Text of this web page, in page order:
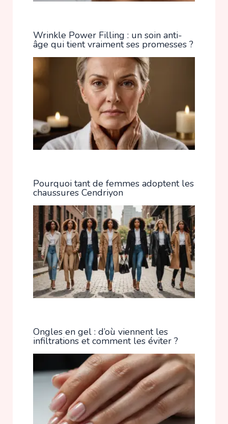
Wrinkle Power Filling : un soin anti-
âge qui tient vraiment ses promesses ?
Pourquoi tant de femmes adoptent les
chaussures Cendriyon
Ongles en gel : d’où viennent les
infiltrations et comment les éviter ?